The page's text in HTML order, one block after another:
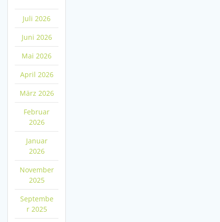
Juli 2026
Juni 2026
Mai 2026
April 2026
März 2026
Februar
2026
Januar
2026
November
2025
Septembe
r 2025